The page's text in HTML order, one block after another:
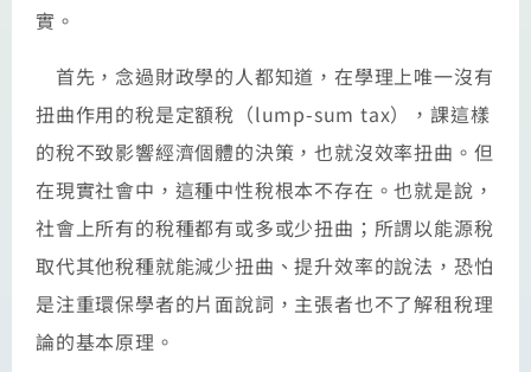
實。
首先，念過財政學的人都知道，在學理上唯一沒有
扭曲作用的稅是定額稅（lump-sum tax），課這樣
的稅不致影響經濟個體的決策，也就沒效率扭曲。但
在現實社會中，這種中性稅根本不存在。也就是說，
社會上所有的稅種都有或多或少扭曲；所謂以能源稅
取代其他稅種就能減少扭曲、提升效率的說法，恐怕
是注重環保學者的片面說詞，主張者也不了解租稅理
論的基本原理。